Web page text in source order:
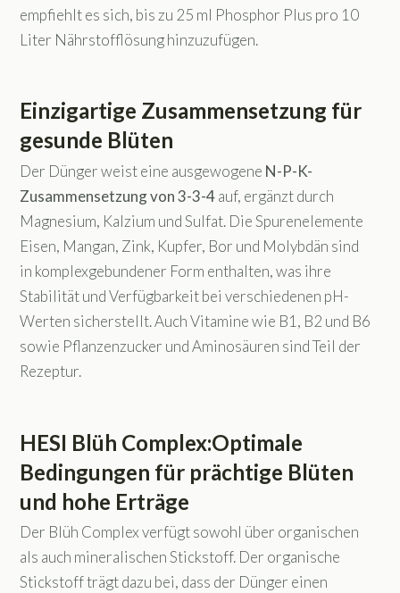
empfiehlt es sich, bis zu 25 ml Phosphor Plus pro 10
Liter Nährstofflösung hinzuzufügen.
Einzigartige Zusammensetzung für
gesunde Blüten
Der Dünger weist eine ausgewogene N-P-K-
Zusammensetzung von 3-3-4auf, ergänzt durch
Magnesium, Kalzium und Sulfat. Die Spurenelemente
Eisen, Mangan, Zink, Kupfer, Bor und Molybdän sind
in komplexgebundener Form enthalten, was ihre
Stabilität und Verfügbarkeit bei verschiedenen pH-
Werten sicherstellt. Auch Vitamine wie B1, B2 und B6
sowie Pflanzenzucker und Aminosäuren sind Teil der
Rezeptur.
HESI Blüh Complex:Optimale
Bedingungen für prächtige Blüten
und hohe Erträge
Der Blüh Complex verfügt sowohl über organischen
als auch mineralischen Stickstoff. Der organische
Stickstoff trägt dazu bei, dass der Dünger einen